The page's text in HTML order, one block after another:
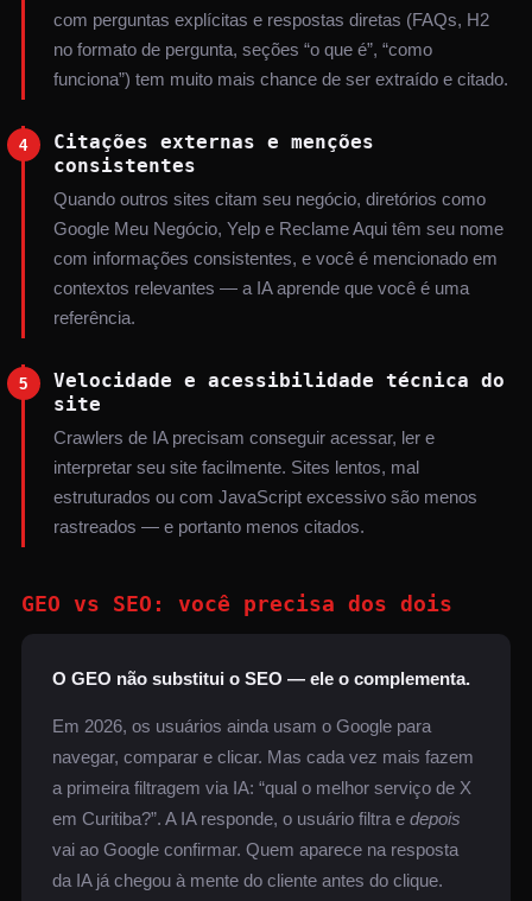
com perguntas explícitas e respostas diretas (FAQs, H2
no formato de pergunta, seções “o que é”, “como
funciona”) tem muito mais chance de ser extraído e citado.
4
Citações externas e menções
consistentes
Quando outros sites citam seu negócio, diretórios como
Google Meu Negócio, Yelp e Reclame Aqui têm seu nome
com informações consistentes, e você é mencionado em
contextos relevantes — a IA aprende que você é uma
referência.
5
Velocidade e acessibilidade técnica do
site
Crawlers de IA precisam conseguir acessar, ler e
interpretar seu site facilmente. Sites lentos, mal
estruturados ou com JavaScript excessivo são menos
rastreados — e portanto menos citados.
GEO vs SEO: você precisa dos dois
O GEO não substitui o SEO — ele o complementa.
Em 2026, os usuários ainda usam o Google para
navegar, comparar e clicar. Mas cada vez mais fazem
a primeira filtragem via IA: “qual o melhor serviço de X
em Curitiba?”. A IA responde, o usuário filtra e depois
vai ao Google confirmar. Quem aparece na resposta
da IA já chegou à mente do cliente antes do clique.